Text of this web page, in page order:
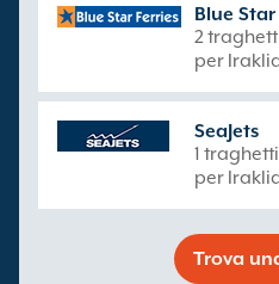
Blue Star
2
per
SeaJets
1
per
Trova